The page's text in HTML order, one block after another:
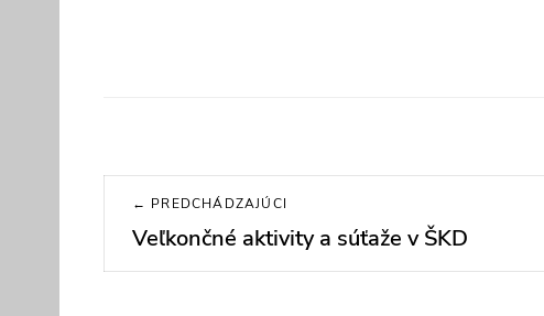
Navigácia
článku
← PREDCHÁDZAJÚCI
Previous
post:
Veľkončné aktivity a súťaže v ŠKD